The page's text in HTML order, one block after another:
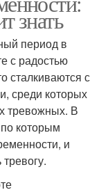
знать
период в
с радостью
сталкиваются с
среди которых
тревожных. В
которым
и